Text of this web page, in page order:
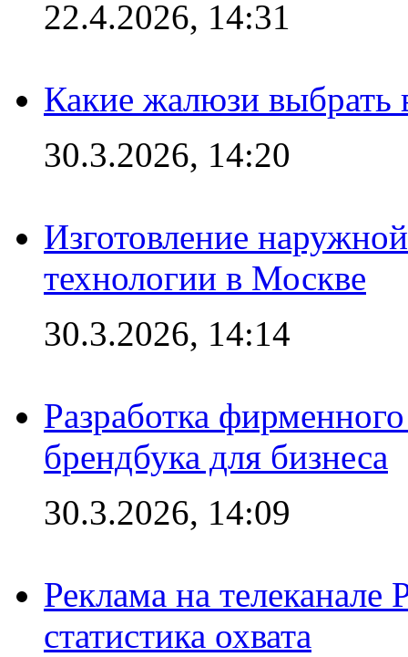
22.4.2026, 14:31
Какие жалюзи выбрать
30.3.2026, 14:20
Изготовление
технологии в Москве
30.3.2026, 14:14
Разработка
брендбука для бизнеса
30.3.2026, 14:09
Реклама на
статистика охвата